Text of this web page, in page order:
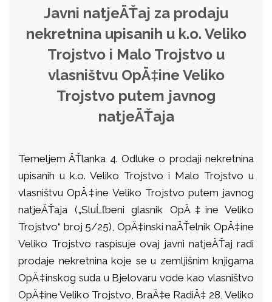
Javni natjeÄŤaj za prodaju
nekretnina upisanih u k.o. Veliko
Trojstvo i Malo Trojstvo u
vlasništvu OpÄ‡ine Veliko
Trojstvo putem javnog
natjeÄŤaja
Temeljem ÄŤlanka 4. Odluke o prodaji nekretnina
upisanih u k.o. Veliko Trojstvo i Malo Trojstvo u
vlasništvu OpÄ‡ine Veliko Trojstvo putem javnog
natjeÄŤaja („SluĹľbeni glasnik OpÄ‡ine Veliko
Trojstvo“ broj 5/25), OpÄ‡inski naÄŤelnik OpÄ‡ine
Veliko Trojstvo raspisuje ovaj javni natjeÄŤaj radi
prodaje nekretnina koje se u zemljišnim knjigama
OpÄ‡inskog suda u Bjelovaru vode kao vlasništvo
OpÄ‡ine Veliko Trojstvo, BraÄ‡e RadiÄ‡ 28, Veliko